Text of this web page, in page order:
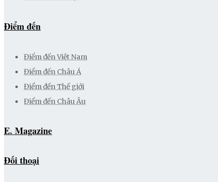
Điểm đến
Điểm đến Việt Nam
Điểm đến Châu Á
Điểm đến Thế giới
Điểm đến Châu Âu
E. Magazine
Đối thoại